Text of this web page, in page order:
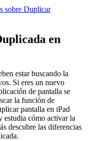
sobre Duplicar
en
estar buscando la
Si eres un nuevo
de pantalla se
la función de
pantalla en iPad
estudia cómo activar la
descubre las diferencias